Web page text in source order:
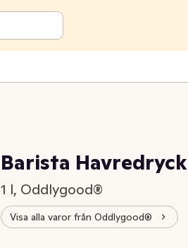
Barista
1 l, Oddlygood®
Visa alla varor från Oddlygood®